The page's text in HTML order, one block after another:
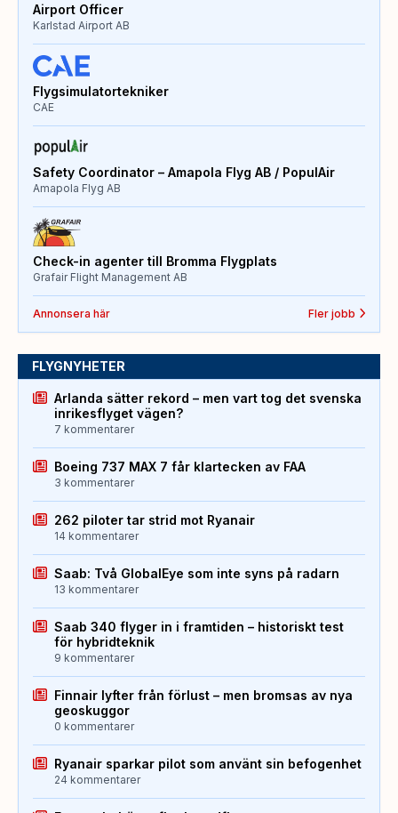
Airport Officer
Karlstad Airport AB
Flygsimulatortekniker
CAE
Safety Coordinator – Amapola Flyg AB / PopulAir
Amapola Flyg AB
Check-in agenter till Bromma Flygplats
Grafair Flight Management AB
Annonsera här Fler jobb
FLYGNYHETER
Arlanda sätter rekord – men vart tog det svenska
inrikesflyget vägen?
7 kommentarer
Boeing 737 MAX 7 får klartecken av FAA
3 kommentarer
262 piloter tar strid mot Ryanair
14 kommentarer
Saab: Två GlobalEye som inte syns på radarn
13 kommentarer
Saab 340 flyger in i framtiden – historiskt test
för hybridteknik
9 kommentarer
Finnair lyfter från förlust – men bromsas av nya
geoskuggor
0 kommentarer
Ryanair sparkar pilot som använt sin befogenhet
24 kommentarer